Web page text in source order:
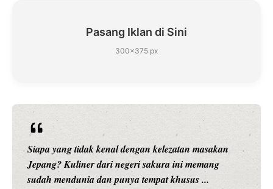
Pasang Iklan di Sini
300×375 px
Siapa yang tidak kenal dengan kelezatan masakan
Jepang? Kuliner dari negeri sakura ini memang
sudah mendunia dan punya tempat khusus ...